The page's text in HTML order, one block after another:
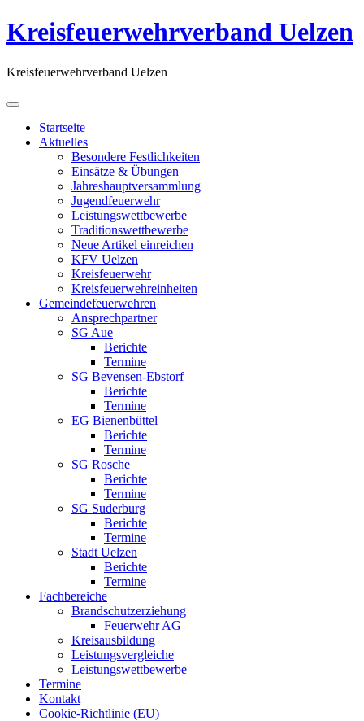
Kreisfeuerwehrverband Uelzen
Kreisfeuerwehrverband Uelzen
Startseite
Aktuelles
Besondere Festlichkeiten
Einsätze & Übungen
Jahreshauptversammlung
Jugendfeuerwehr
Leistungswettbewerbe
Traditionswettbewerbe
Neue Artikel einreichen
KFV Uelzen
Kreisfeuerwehr
Kreisfeuerwehreinheiten
Gemeindefeuerwehren
Ansprechpartner
SG Aue
Berichte
Termine
SG Bevensen-Ebstorf
Berichte
Termine
EG Bienenbüttel
Berichte
Termine
SG Rosche
Berichte
Termine
SG Suderburg
Berichte
Termine
Stadt Uelzen
Berichte
Termine
Fachbereiche
Brandschutzerziehung
Feuerwehr AG
Kreisausbildung
Leistungsvergleiche
Leistungswettbewerbe
Termine
Kontakt
Cookie-Richtlinie (EU)